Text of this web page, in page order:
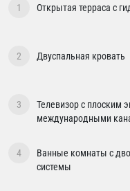
1 Открытая терраса с
2 Двуспальная кровать
3
Телевизор с плоским
международными
4
Ванные комнаты с
системы